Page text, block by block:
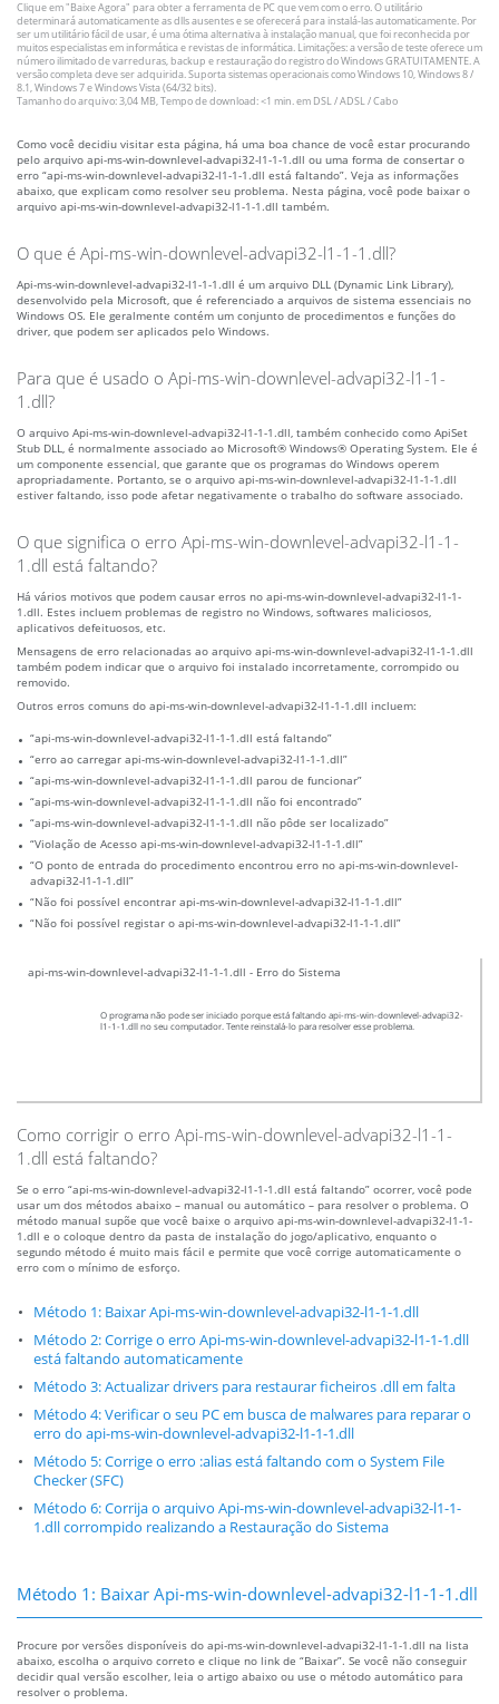
Clique em"Baixe Agora" para obter a ferramenta de PC que vem com o erro. O utilitário
determinará automaticamente as dlls ausentes e se oferecerá para instalá-las automaticamente. Por
ser um utilitário fácil de usar, é uma ótima alternativa à instalação manual, que foi reconhecida por
muitos especialistas em informática e revistas de informática. Limitações: a versão de teste oferece um
número ilimitado de varreduras, backup e restauração do registro do Windows GRATUITAMENTE. A
versão completa deve ser adquirida. Suporta sistemas operacionais como Windows 10, Windows 8 /
8.1, Windows 7 e Windows Vista (64/32 bits).
Tamanho do arquivo: 3,04 MB, Tempo de download: <1 min. em DSL / ADSL / Cabo
Como você decidiu visitar esta página, há uma boa chance de você estar procurando
pelo arquivo api-ms-win-downlevel-advapi32-l1-1-1.dll ou uma forma de consertar o
erro “api-ms-win-downlevel-advapi32-l1-1-1.dll está faltando”. Veja as informações
abaixo, que explicam como resolver seu problema. Nesta página, você pode baixar o
arquivo api-ms-win-downlevel-advapi32-l1-1-1.dll também.
O que é Api-ms-win-downlevel-advapi32-l1-1-1.dll?
Api-ms-win-downlevel-advapi32-l1-1-1.dll é um arquivo DLL (Dynamic Link Library),
desenvolvido pela Microsoft, que é referenciado a arquivos de sistema essenciais no
Windows OS. Ele geralmente contém um conjunto de procedimentos e funções do
driver, que podem ser aplicados pelo Windows.
Para que é usado o Api-ms-win-downlevel-advapi32-l1-1-
1.dll?
O arquivo Api-ms-win-downlevel-advapi32-l1-1-1.dll, também conhecido como ApiSet
Stub DLL, é normalmente associado ao Microsoft® Windows® Operating System. Ele é
um componente essencial, que garante que os programas do Windows operem
apropriadamente. Portanto, se o arquivo api-ms-win-downlevel-advapi32-l1-1-1.dll
estiver faltando, isso pode afetar negativamente o trabalho do software associado.
O que significa o erro Api-ms-win-downlevel-advapi32-l1-1-
1.dll está faltando?
Há vários motivos que podem causar erros no api-ms-win-downlevel-advapi32-l1-1-
1.dll. Estes incluem problemas de registro no Windows, softwares maliciosos,
aplicativos defeituosos, etc.
Mensagens de erro relacionadas ao arquivo api-ms-win-downlevel-advapi32-l1-1-1.dll
também podem indicar que o arquivo foi instalado incorretamente, corrompido ou
removido.
Outros erros comuns do api-ms-win-downlevel-advapi32-l1-1-1.dll incluem:
“api-ms-win-downlevel-advapi32-l1-1-1.dll está faltando”
“erro ao carregar api-ms-win-downlevel-advapi32-l1-1-1.dll”
“api-ms-win-downlevel-advapi32-l1-1-1.dll parou de funcionar”
“api-ms-win-downlevel-advapi32-l1-1-1.dll não foi encontrado”
“api-ms-win-downlevel-advapi32-l1-1-1.dll não pôde ser localizado”
“Violação de Acesso api-ms-win-downlevel-advapi32-l1-1-1.dll”
“O ponto de entrada do procedimento encontrou erro no api-ms-win-downlevel-
advapi32-l1-1-1.dll”
“Não foi possível encontrar api-ms-win-downlevel-advapi32-l1-1-1.dll”
“Não foi possível registar o api-ms-win-downlevel-advapi32-l1-1-1.dll”
api-ms-win-downlevel-advapi32-l1-1-1.dll - Erro do Sistema
O programa não pode ser iniciado porque está faltando api-ms-win-downlevel-advapi32-
l1-1-1.dll no seu computador. Tente reinstalá-lo para resolver esse problema.
Como corrigir o erro Api-ms-win-downlevel-advapi32-l1-1-
1.dll está faltando?
Se o erro “api-ms-win-downlevel-advapi32-l1-1-1.dll está faltando” ocorrer, você pode
usar um dos métodos abaixo – manual ou automático – para resolver o problema. O
método manual supõe que você baixe o arquivo api-ms-win-downlevel-advapi32-l1-1-
1.dll e o coloque dentro da pasta de instalação do jogo/aplicativo, enquanto o
segundo método é muito mais fácil e permite que você corrige automaticamente o
erro com o mínimo de esforço.
Método 1: Baixar Api-ms-win-downlevel-advapi32-l1-1-1.dll
Método 2: Corrige o erro Api-ms-win-downlevel-advapi32-l1-1-1.dll
está faltando automaticamente
Método 3: Actualizar drivers para restaurar ficheiros .dll em falta
Método 4: Verificar o seu PC em busca de malwares para reparar o
erro do api-ms-win-downlevel-advapi32-l1-1-1.dll
Método 5: Corrige o erro :alias está faltando com o System File
Checker (SFC)
Método 6: Corrija o arquivo Api-ms-win-downlevel-advapi32-l1-1-
1.dll corrompido realizando a Restauração do Sistema
Método 1: Baixar Api-ms-win-downlevel-advapi32-l1-1-1.dll
Procure por versões disponíveis do api-ms-win-downlevel-advapi32-l1-1-1.dll na lista
abaixo, escolha o arquivo correto e clique no link de “Baixar”. Se você não conseguir
decidir qual versão escolher, leia o artigo abaixo ou use o método automático para
resolver o problema.